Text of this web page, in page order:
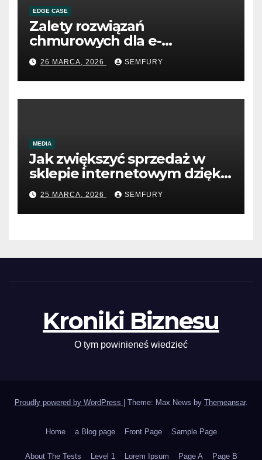
EDGE CASE
Zalety rozwiązań
chmurowych dla e-
commerce B2B
26 MARCA, 2026 SEMFURY
MEDIA
Jak zwiększyć sprzedaż w
sklepie internetowym dzięki
SEO
25 MARCA, 2026 SEMFURY
Kroniki Biznesu
O tym powinieneś wiedzieć
Proudly powered by WordPress Theme: Max News by Themeansar.
Home a Blog page Front Page Sample Page
About The Tests Level 1 Lorem Ipsum Page A Page B